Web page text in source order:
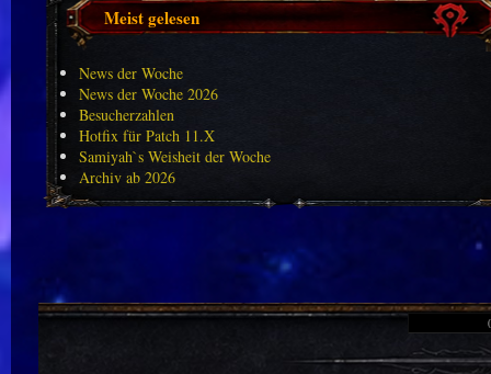
Meist gelesen
News der Woche
News der Woche 2026
Besucherzahlen
Hotfix für Patch 11.X
Samiyah`s Weisheit der Woche
Archiv ab 2026